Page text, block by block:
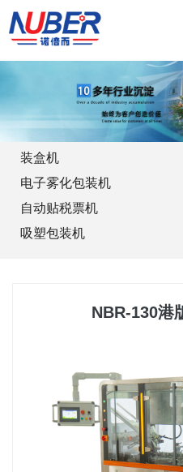
关于我们
新闻中心
产品中心
视频中心
装盒机
电子雾化包装机
自动贴税票机
吸塑包装机
NBR-130港